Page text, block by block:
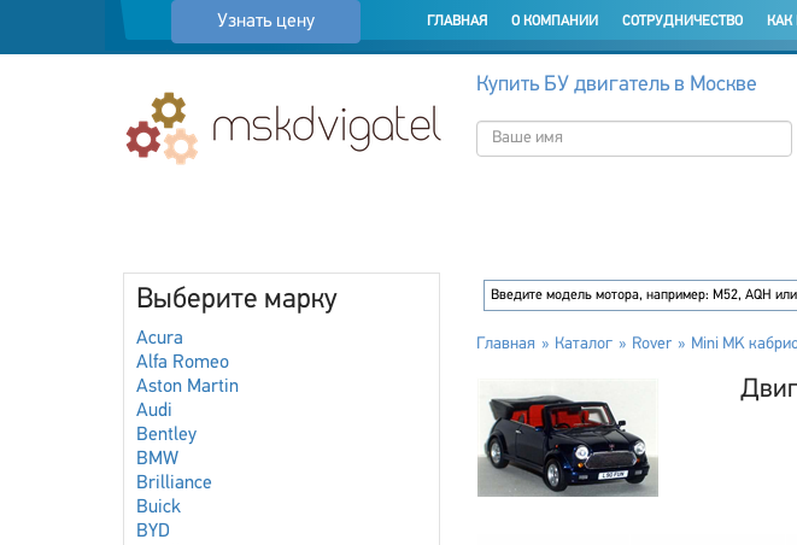
Узнать цену ГЛАВНАЯ О КОМПАНИИ СОТРУДНИЧЕСТВО КАК
Купить БУ двигатель в Москве
Выберите марку
Acura
Alfa Romeo
Aston Martin
Audi
Bentley
BMW
Brilliance
Buick
BYD
Главная Каталог Rover Mini MK